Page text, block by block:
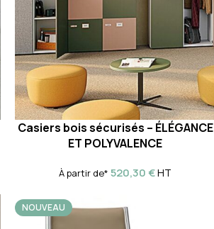
Casiers bois sécurisés – ÉLÉGANCE
ET POLYVALENCE
À partir de* 520,30€HT
NOUVEAU